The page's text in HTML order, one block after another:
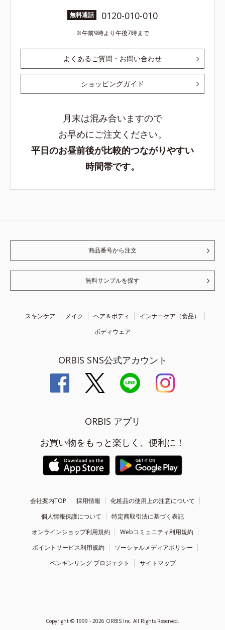
無料通話 0120-010-010
午前9時より午後7時まで
よくあるご質問・お問い合わせ
ショッピングガイド
月末は混み合いますので
お早めにご注文ください。
平日のお昼前後が比較的つながりやすい
時間帯です。
商品番号から注文
無料サンプルを探す
スキンケア メイク ヘア＆ボディ
インナーケア（食品）
ボディウェア
ORBIS SNS公式アカウント
ORBIS アプリ
お買い物をもっと楽しく、便利に！
会社案内TOP 採用情報
化粧品の使用上の注意について
個人情報保護について
特定商取引法に基づく表記
オンラインショップ利用規約
Webコミュニティ利用規約
ポイントサービス利用規約
ソーシャルメディアポリシー
ペンギンリング プロジェクト
サイトマップ
Copyright © 1999 - 2026 ORBIS Inc. All Rights Reserved.